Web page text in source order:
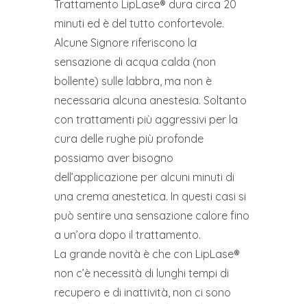
Trattamento LipLase® dura circa 20
minuti ed è del tutto confortevole.
Alcune Signore riferiscono la
sensazione di acqua calda (non
bollente) sulle labbra, ma non è
necessaria alcuna anestesia. Soltanto
con trattamenti più aggressivi per la
cura delle rughe più profonde
possiamo aver bisogno
dell’applicazione per alcuni minuti di
una crema anestetica. In questi casi si
può sentire una sensazione calore fino
a un’ora dopo il trattamento.
La grande novità è che con LipLase®
non c’è necessità di lunghi tempi di
recupero e di inattività, non ci sono